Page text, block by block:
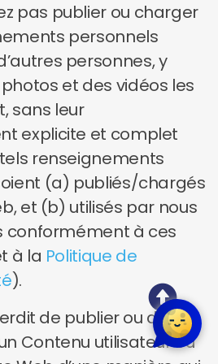
pas publier ou charger
personnels
personnes, y
et des vidéos les
sans leur
explicite et complet
renseignements
(a) publiés/chargés
et (b) utilisés par nous
conformément à ces
à la Politique de
).
de publier ou de
Contenu utilisateur ou